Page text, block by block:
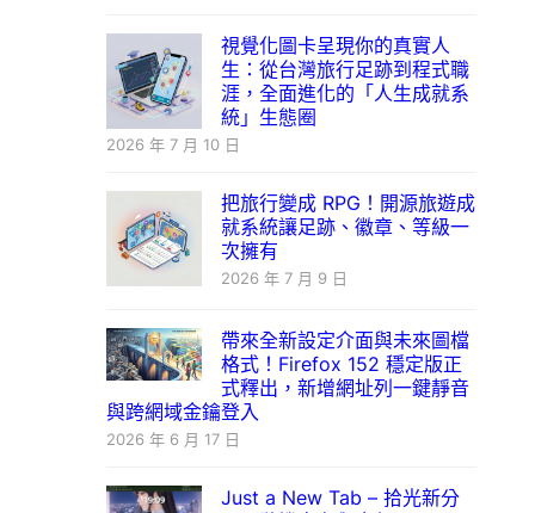
視覺化圖卡呈現你的真實人
生：從台灣旅行足跡到程式職
涯，全面進化的「人生成就系
統」生態圈
2026 年 7 月 10 日
把旅行變成 RPG！開源旅遊成
就系統讓足跡、徽章、等級一
次擁有
2026 年 7 月 9 日
帶來全新設定介面與未來圖檔
格式！Firefox 152 穩定版正
式釋出，新增網址列一鍵靜音
與跨網域金鑰登入
2026 年 6 月 17 日
Just a New Tab – 拾光新分